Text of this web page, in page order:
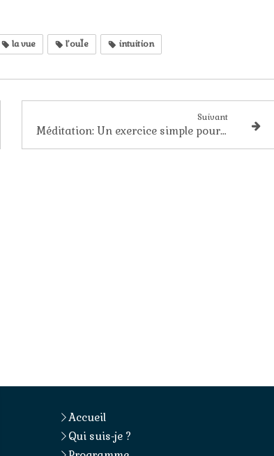
la vue l’ouÏe intuition
Suivant
Méditation: Un exercice simple pour méditer
Accueil
Qui suis-je ?